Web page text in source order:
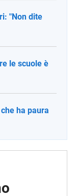
"Non dite
le scuole è
ha paura